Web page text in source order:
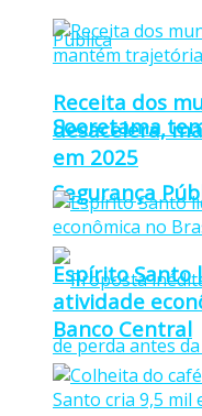
Sooretama
Segurança
Receita dos
desacelera,
em 2025
Espírito Santo
atividade
Banco Central